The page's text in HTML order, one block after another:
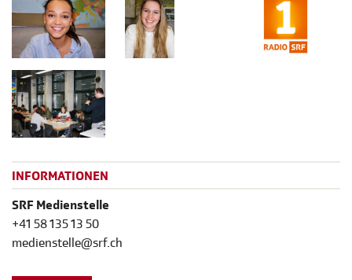
INFORMATIONEN
SRF Medienstelle
+41 58 135 13 50
medienstelle@srf.ch